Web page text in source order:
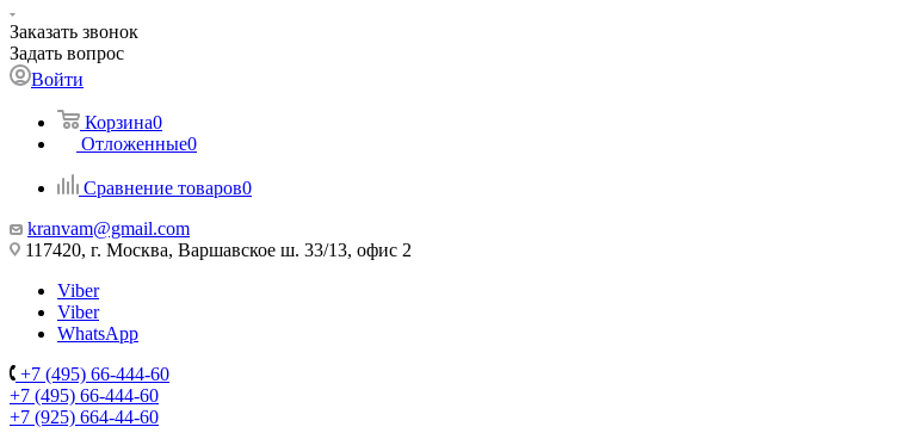
Заказать звонок
Задать вопрос
Войти
Корзина0
Отложенные0
Сравнение товаров0
kranvam@gmail.com
117420, г. Москва, Варшавское ш. 33/13, офис 2
Viber
Viber
WhatsApp
+7 (495) 66-444-60
+7 (495) 66-444-60
+7 (925) 664-44-60